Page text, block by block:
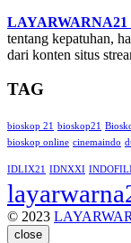
LAYARWARNA21
tentang kepatuhan,
dari konten situs
TAG
bioskop 21 bioskop21
bioskop online cinemaindo
IDLIX21 IDNXXI
© 2023
close